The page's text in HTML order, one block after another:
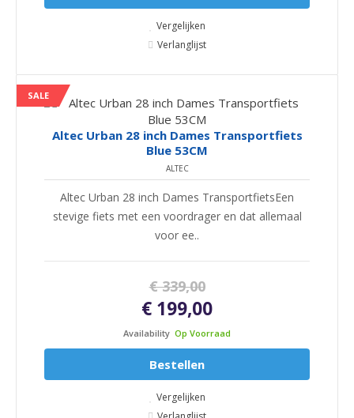
Vergelijken
Verlanglijst
SALE
Altec Urban 28 inch Dames Transportfiets
Blue 53CM
ALTEC
Altec Urban 28 inch Dames TransportfietsEen
stevige fiets met een voordrager en dat allemaal
voor ee..
€ 339,00
€ 199,00
Availability Op Voorraad
Bestellen
Vergelijken